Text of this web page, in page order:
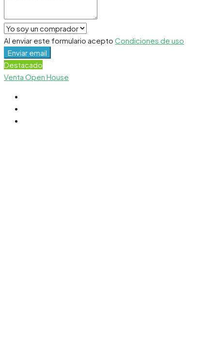
Al enviar este formulario acepto Condiciones de uso
Enviar email
Destacado
Venta Open House